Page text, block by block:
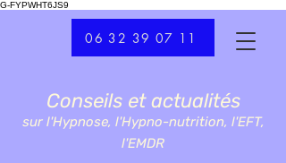
G-FYPWHT6JS9
06 32 39 07 11
Conseils et actualités
sur l'Hypnose, l'Hypno-nutrition, l'EFT,
l'EMDR